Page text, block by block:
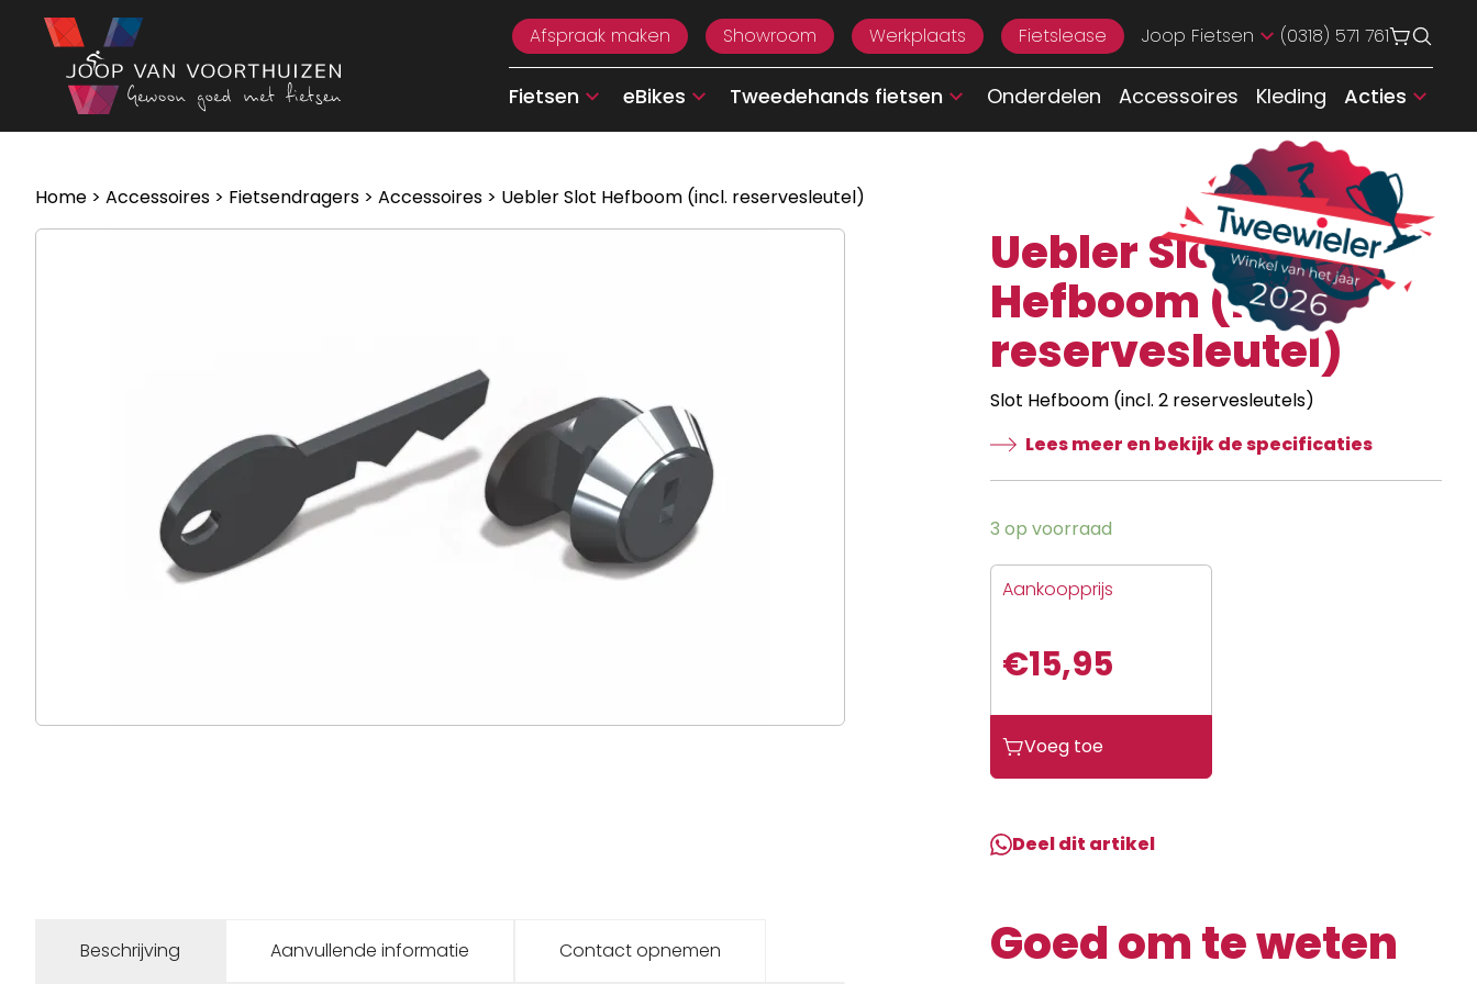
Ga naar de inhoud
Afspraak maken
Showroom Werkplaats Fietslease Joop Fietsen (0318) 571 761
Fietsen eBikes Tweedehands fietsen Onderdelen Accessoires Kleding Acties
Home > Accessoires > Fietsendragers > Accessoires > Uebler Slot Hefboom (incl. reservesleutel)
Uebler Slot
Hefboom (incl.
reservesleutel)
Slot Hefboom (incl. 2 reservesleutels)
Lees meer en bekijk de specificaties
3 op voorraad
Aankoopprijs
€15,95
Slot
Hefboom
reservesleutel)
aantal
Voeg toe
Deel dit artikel
Beschrijving Aanvullende informatie Contact opnemen Goed om te weten